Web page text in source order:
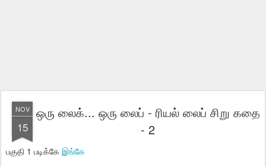
NOV
15
ஒரு லைக்... ஒரு லைப் - ரியல் லைப் சிறு கதை
- 2
பகுதி 1 படிக்கே இங்கே